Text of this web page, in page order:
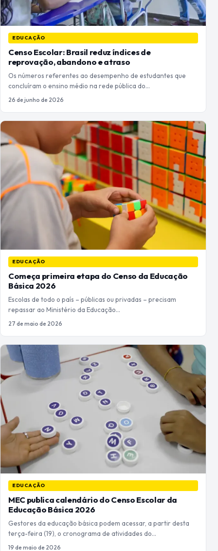
EDUCAÇÃO
Censo Escolar: Brasil reduz índices de
reprovação, abandono e atraso
Os números referentes ao desempenho de estudantes que
concluíram o ensino médio na rede pública do…
26 de junho de 2026
EDUCAÇÃO
Começa primeira etapa do Censo da Educação
Básica 2026
Escolas de todo o país – públicas ou privadas – precisam
repassar ao Ministério da Educação…
27 de maio de 2026
EDUCAÇÃO
MEC publica calendário do Censo Escolar da
Educação Básica 2026
Gestores da educação básica podem acessar, a partir desta
terça-feira (19), o cronograma de atividades do…
19 de maio de 2026